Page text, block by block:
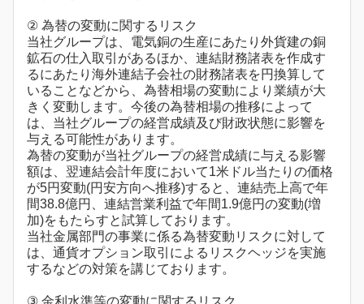
② 為替の変動に関するリスク
当社グループは、電気銅の生産にあたり外貨建の銅
鉱石の仕入取引があるほか、連結財務諸表を作成す
るにあたり海外連結子会社の財務諸表を円換算して
いることなどから、為替相場の変動により業績が大
きく変動します。今後の為替相場の推移によって
は、当社グループの経営成績及び財政状態に影響を
与える可能性があります。
為替の変動が当社グループの経営成績に与える影響
額は、翌連結会計年度において1米ドル当たりの価格
が5円変動(円安方向へ推移)すると、連結売上高で年
間38.8億円、連結営業利益で年間1.9億円の変動(増
加)をもたらすと試算しております。
当社金属部門の事業に係る為替変動リスクに対して
は、通貨オプション取引によるリスクヘッジを実施
するなどの対策を講じております。